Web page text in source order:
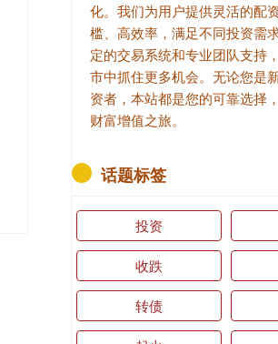
化。我们为用户提供灵活的配
槛、高效率，满足不同投资需
定的交易系统和专业团队支持
市中抓住更多机会。无论您是
资者，本站都是您的可靠选择
财富增值之旅。
话题标签
投资
收跌
转债